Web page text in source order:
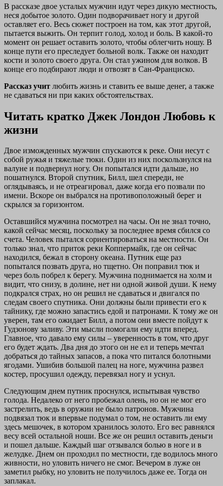
В рассказе двое усталых мужчин идут через дикую местность,
неся добытое золото. Один подворачивает ногу и другой
оставляет его. Весь сюжет построен на том, как этот другой,
пытается выжить. Он терпит голод, холод и боль. В какой-то
момент он решает оставить золото, чтобы облегчить ношу. В
конце пути его преследует больной волк. Также он находит
кости и золото своего друга. Он стал ужином для волков. В
конце его подбирают люди и отвозят в Сан-Франциско.
Рассказ учит любить жизнь и ставить ее выше денег, а также
не сдаваться ни при каких обстоятельствах.
Читать кратко Джек Лондон Любовь к
жизни
Двое изможденных мужчин спускаются к реке. Они несут с
собой ружья и тяжелые тюки. Один из них поскользнулся на
валуне и подвернул ногу. Он попытался идти дальше, но
пошатнулся. Второй спутник, Билл, шел спереди, не
оглядываясь, и не отреагировал, даже когда его позвали по
имени. Вскоре он выбрался на противоположный берег и
скрылся за горизонтом.
Оставшийся мужчина посмотрел на часы. Он не знал точно,
какой сейчас месяц, поскольку за последнее время сбился со
счета. Человек пытался сориентироваться на местности. Он
только знал, что приток реки Коппермайк, где он сейчас
находился, бежал в сторону океана. Путник еще раз
попытался позвать друга, но тщетно. Он поправил тюк и
через боль побрел к берегу. Мужчина поднимается на холм и
видит, что снизу, в долине, нет ни одной живой души. К нему
подкрался страх, но он решил не сдаваться и двигался по
следам своего спутника. Они должны были привести его к
тайнику, где можно запастись едой и патронами. К тому же он
уверен, там его ожидает Билл, а потом они вместе пойдут к
Гудзонову заливу. Эти мысли помогали ему идти вперед.
Главное, что давало ему силы – уверенность в том, что друг
его будет ждать. Два дня до этого он не ел и теперь мечтал
добраться до тайных запасов, а пока что питался болотными
ягодами. Ушибив большой палец на ноге, мужчина развел
костер, просушил одежду, перевязал ногу и уснул.
Следующим днем путник проснулся, испытывая чувство
голода. Недалеко от него пробежал олень, но он не мог его
застрелить, ведь в оружии не было патронов. Мужчина
подвязал тюк и впервые подумал о том, не оставить ли ему
здесь мешочек, в котором хранилось золото. Его вес равнялся
весу всей остальной ноши. Все же он решил оставить деньги
и пошел дальше. Каждый шаг отзывался болью в ноге и в
желудке. Днем он проходил по местности, где водилось много
живности, но уловить ничего не смог. Вечером в луже он
заметил рыбку, но уловить не получилось даже ее. Тогда он
заплакал.